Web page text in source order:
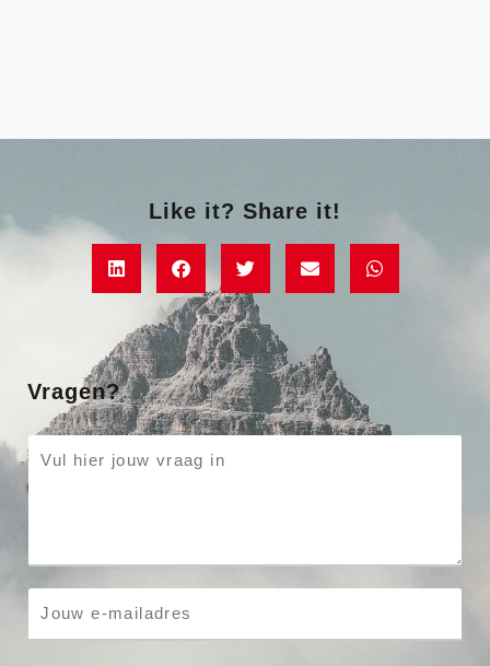
Like it? Share it!
Vragen?
P